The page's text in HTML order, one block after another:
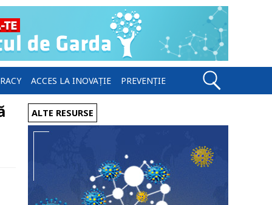
ACCES LA INOVAȚIE PREVENȚIE
ALTE RESURSE